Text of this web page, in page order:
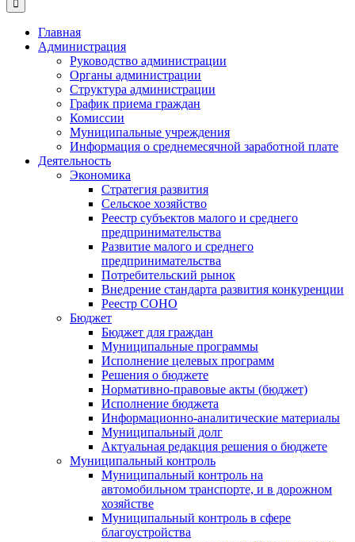
Главная
Администрация
Руководство администрации
Органы администрации
Структура администрации
График приема граждан
Комиссии
Муниципальные учреждения
Информация о среднемесячной заработной плате
Деятельность
Экономика
Стратегия развития
Сельское хозяйство
Реестр субъектов малого и среднего
предпринимательства
Развитие малого и среднего
предпринимательства
Потребительский рынок
Внедрение стандарта развития конкуренции
Реестр СОНО
Бюджет
Бюджет для граждан
Муниципальные программы
Исполнение целевых программ
Решения о бюджете
Нормативно-правовые акты (бюджет)
Исполнение бюджета
Информационно-аналитические материалы
Муниципальный долг
Актуальная редакция решения о бюджете
Муниципальный контроль
Муниципальный контроль на
автомобильном транспорте, и в дорожном
хозяйстве
Муниципальный контроль в сфере
благоустройства